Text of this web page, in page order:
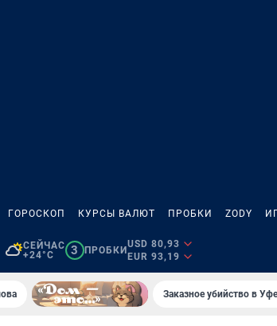
ГОРОСКОП КУРСЫ ВАЛЮТ ПРОБКИ ZODY
СЕЙЧАС
+24°C
3 ПРОБКИ
USD 80,93
EUR 93,19
Заказное убийство в